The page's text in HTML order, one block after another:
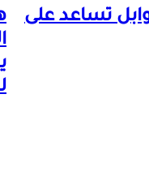
تساعد على